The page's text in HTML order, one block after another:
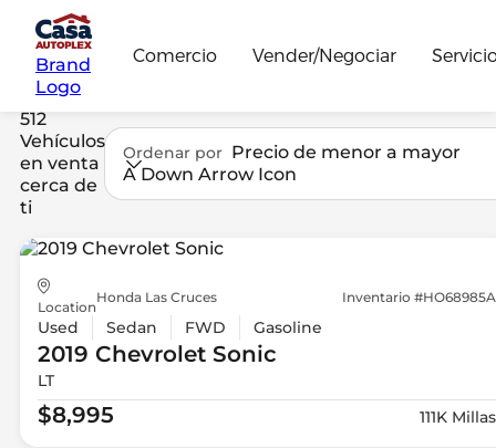
Brand
Logo
Comercio Vender/Negociar
512
Vehículos
en venta
cerca de
ti
Ordenar por Precio de menor a mayor
A Down Arrow Icon
Location
Honda Las Cruces Inventario #HO68985A
Used Sedan FWD Gasoline
2019 ChevroletSonic
LT
$8,995 111K Millas